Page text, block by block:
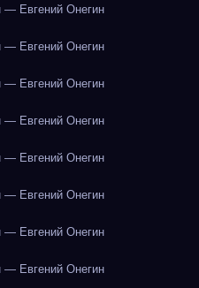
— Евгений Онегин
— Евгений Онегин
— Евгений Онегин
— Евгений Онегин
— Евгений Онегин
— Евгений Онегин
— Евгений Онегин
— Евгений Онегин